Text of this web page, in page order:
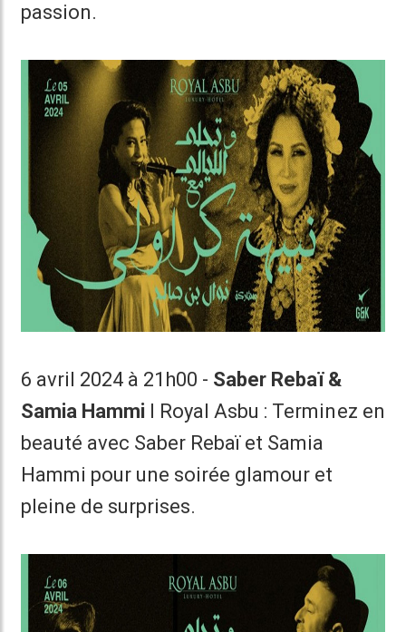
passion.
6 avril 2024 à 21h00 - Saber Rebaï &
Samia Hammi I Royal Asbu : Terminez en
beauté avec Saber Rebaï et Samia
Hammi pour une soirée glamour et
pleine de surprises.